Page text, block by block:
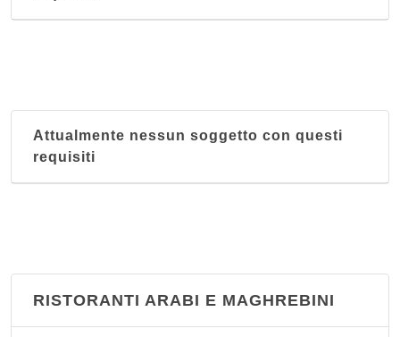
Attualmente nessun soggetto con questi
requisiti
RISTORANTI ARABI E MAGHREBINI